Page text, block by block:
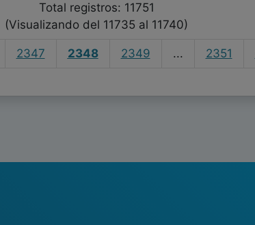
Total registros: 11751
(Visualizando del 11735 al 11740)
2347 2348 2349 ... 2351